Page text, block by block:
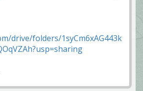
drive/folders/1syCm6xAG443k